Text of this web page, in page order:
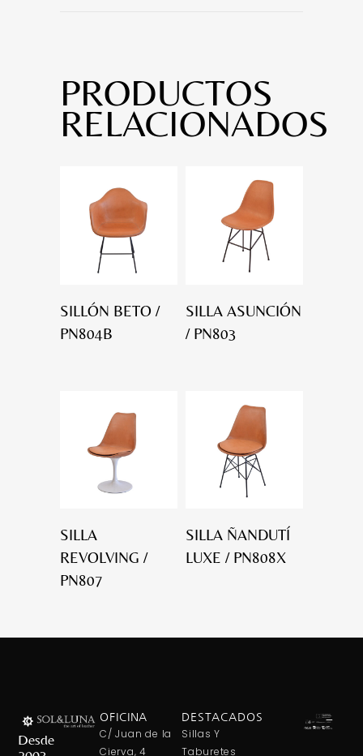
PRODUCTOS
RELACIONADOS
SILLÓN BETO /
PN804B
SILLA ASUNCIÓN
/ PN803
SILLA
REVOLVING /
PN807
SILLA ÑANDUTÍ
LUXE / PN808X
Desde
OFICINA
C/ Juan de la
Cierva, 4
DESTACADOS
Sillas Y
Taburetes